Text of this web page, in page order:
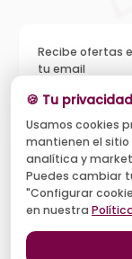
Recibe ofertas
tu email
Acepto recibir
email según la
cuando quiera.
🍪 Tu
Usamos cookies
mantienen el
analítica y
Puedes cambiar
"Configurar
en nuestra